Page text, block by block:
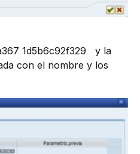
y la
con el nombre y los